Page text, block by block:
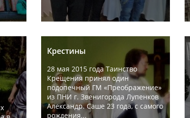
Крестины
28 мая 2015 года Таинство
Крещения принял один
подопечный ГМ «Преображение»
из ПНИ г. Звенигорода Лупенков
Александр. Саше 23 года, с самого
рождения...